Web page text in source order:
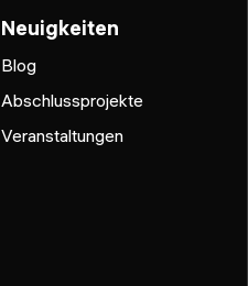
Neuigkeiten
Blog
Abschlussprojekte
Veranstaltungen